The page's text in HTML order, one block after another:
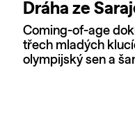
Dráha ze
Coming-of-age
třech mladých
olympijský sen a